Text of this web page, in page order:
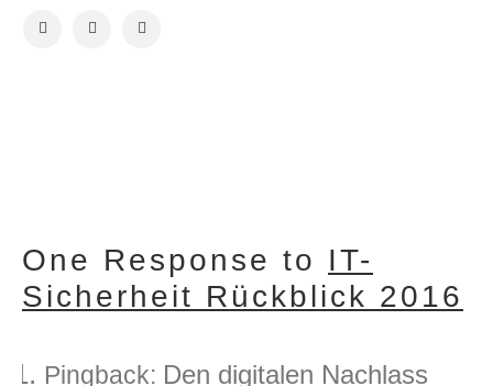
One Response to IT-
Sicherheit Rückblick 2016
Pingback: Den digitalen Nachlass